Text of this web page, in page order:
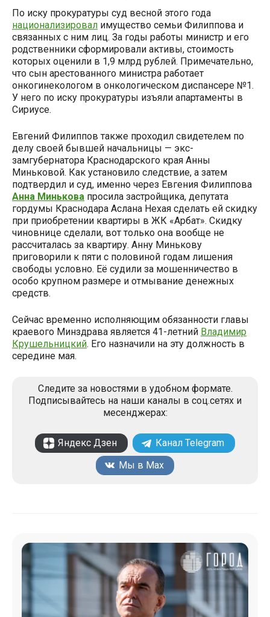
По иску прокуратуры суд весной этого года
национализировал имущество семьи Филиппова и
связанных с ним лиц. За годы работы министр и его
родственники сформировали активы, стоимость
которых оценили в 1,9 млрд рублей. Примечательно,
что сын арестованного министра работает
онкогинекологом в онкологическом диспансере №1.
У него по иску прокуратуры изъяли апартаменты в
Сириусе.
Евгений Филиппов также проходил свидетелем по
делу своей бывшей начальницы — экс-
замгубернатора Краснодарского края Анны
Миньковой. Как установило следствие, а затем
подтвердил и суд, именно через Евгения Филиппова
Анна Минькова просила застройщика, депутата
гордумы Краснодара Аслана Нехая сделать ей скидку
при приобретении квартиры в ЖК «Арбат». Скидку
чиновнице сделали, вот только она вообще не
рассчиталась за квартиру. Анну Минькову
приговорили к пяти с половиной годам лишения
свободы условно. Её судили за мошенничество в
особо крупном размере и отмывание денежных
средств.
Сейчас временно исполняющим обязанности главы
краевого Минздрава является 41-летний Владимир
Крушельницкий. Его назначили на эту должность в
середине мая.
Следите за новостями в удобном формате.
Подписывайтесь на наши каналы в соц.сетях и
месенджерах:
Яндекс Дзен
Канал Telegram
Мы в Max